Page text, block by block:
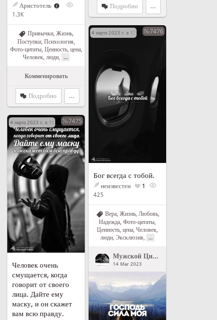
Аристотель
1.3K
Привычки Жизнь
Поступки, Психология
Фото-цитаты, Ценность, цена,
Человек, люди, ...
Комменировать
Подробно ...
Подробно ...
4 марта 2023 г. в 17:21 №7476
Бог всегда с тобой.
неизвестен 1
425
Вера, Жизнь, Любовь,
Надежда, Фото-цитаты,
Ценность, цена, Человек,
люди, Эксклюзив, ...
Мужской Цитатник Рунета
14 Mar 2023
4 марта 2023 г. в 16:50 №7475
Человек очень
смущается, когда
говорит от своего
лица. Дайте ему
маску, и он скажет
вам всю правду.